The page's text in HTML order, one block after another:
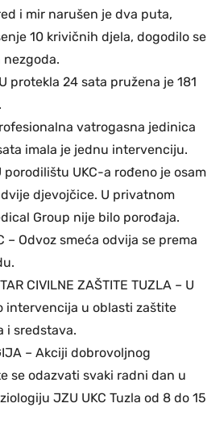
i mir narušen je dva puta,
10 krivičnih djela, dogodilo se
protekla 24 sata pružena je 181
vatrogasna jedinica
imala je jednu intervenciju.
porodilištu UKC-a rođeno je osam
djevojčice. U privatnom
Group nije bilo porođaja.
– Odvoz smeća odvija se prema
CIVILNE ZAŠTITE TUZLA – U
intervencija u oblasti zaštite
i sredstava.
– Akciji dobrovoljnog
se odazvati svaki radni dan u
JZU UKC Tuzla od 8 do 15